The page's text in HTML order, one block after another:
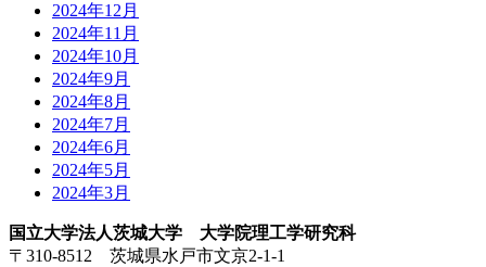
2024年12月
2024年11月
2024年10月
2024年9月
2024年8月
2024年7月
2024年6月
2024年5月
2024年3月
国立大学法人茨城大学 大学院理工学研究科
〒310-8512 茨城県水戸市文京2-1-1